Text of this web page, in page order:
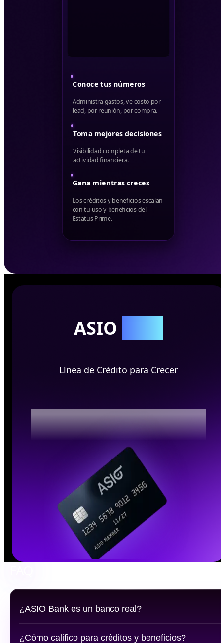
Conoce tus números
Administra gastos, ve costo por
lead, por reunión, por compra.
Toma mejores decisiones
Visibilidad completa de tu
actividad financiera.
Gana mientras creces
Los créditos y beneficios escalan
con tu uso y beneficios del
Estatus Prime.
ASIO
Línea de Crédito para Crecer
Próximamente
¿ASIO Bank es un banco real?
¿Cómo califico para créditos y beneficios?